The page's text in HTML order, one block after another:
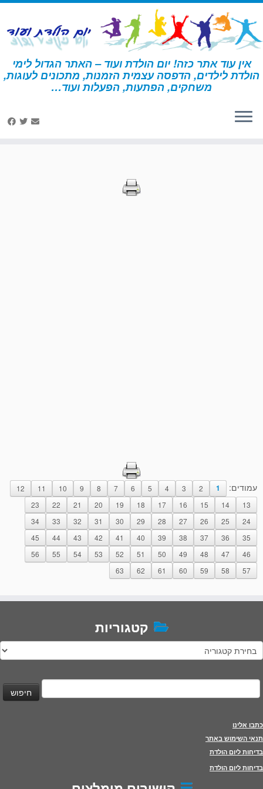
דלג
לתוכן
אין עוד אתר כזה! יום הולדת ועוד – האתר הגדול לימי
הולדת לילדים, הדפסה עצמית הזמנות, מתכונים לעוגות,
משחקים, הפתעות, הפעלות ועוד… דף הבית » הדפסות – מסיבת תה
הדפסות – מסיבת תה
עמודים: 1
2
3
4
5
6
7
8
9
10
11
12
13
14
15
16
17
18
19
20
21
22
23
24
25
26
27
28
29
30
31
32
33
34
35
36
37
38
39
40
41
42
43
44
45
46
47
48
49
50
51
52
53
54
55
56
57
58
59
60
61
62
63
קטגוריות
קטגוריות
כתבו אלינו
תנאי השימוש באתר
בדיחות ליום הולדת
בדיחות ליום הולדת